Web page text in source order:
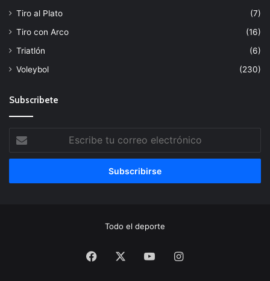
Tiro al Plato
(7)
Tiro con Arco
(16)
Triatlón
(6)
Voleybol
(230)
Subscribete
tu
correo
Todo el deporte
Facebook YouTubeInstagram